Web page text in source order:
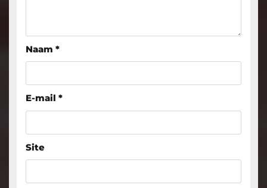
Naam *
E-mail *
Site